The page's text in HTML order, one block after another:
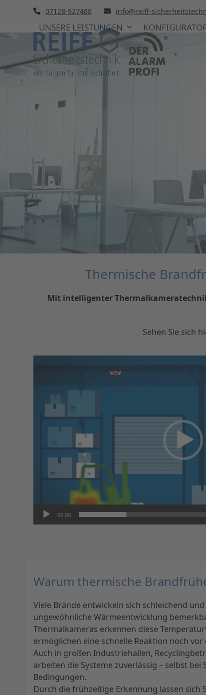
07128-927488 info@reiff-
UNSERE LEISTUNGEN
Thermische
Mit intelligenter
Sehen Sie sich
00:00
Warum thermische
Viele Brände entwickeln sich schleichend
ungewöhnliche Wärmeentwicklung
Thermalkameras erkennen diese
ermöglichen eine schnelle Reaktion noch
Auch in großen Industriehallen,
arbeiten die Systeme zuverlässig – selbst
Bedingungen.
Durch die frühzeitige Erkennung lassen sich